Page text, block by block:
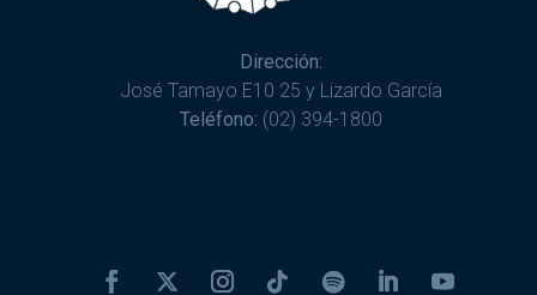
Dirección:
José Tamayo E10 25 y Lizardo García
Teléfono: (02) 394-1800